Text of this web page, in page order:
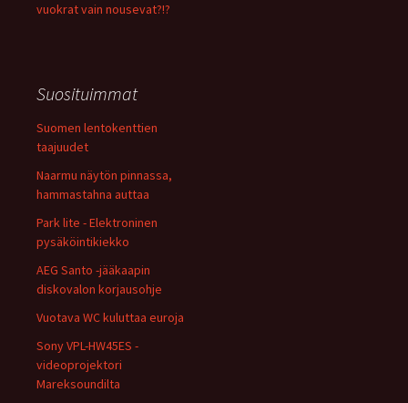
vuokrat vain nousevat?!?
Suosituimmat
Suomen lentokenttien
taajuudet
Naarmu näytön pinnassa,
hammastahna auttaa
Park lite - Elektroninen
pysäköintikiekko
AEG Santo -jääkaapin
diskovalon korjausohje
Vuotava WC kuluttaa euroja
Sony VPL-HW45ES -
videoprojektori
Mareksoundilta